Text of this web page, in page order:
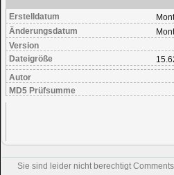
Erstelldatum
Änderungsdatum
Version
Dateigröße
Autor
MD5 Prüfsumme
Sie sind leider nicht berechtigt